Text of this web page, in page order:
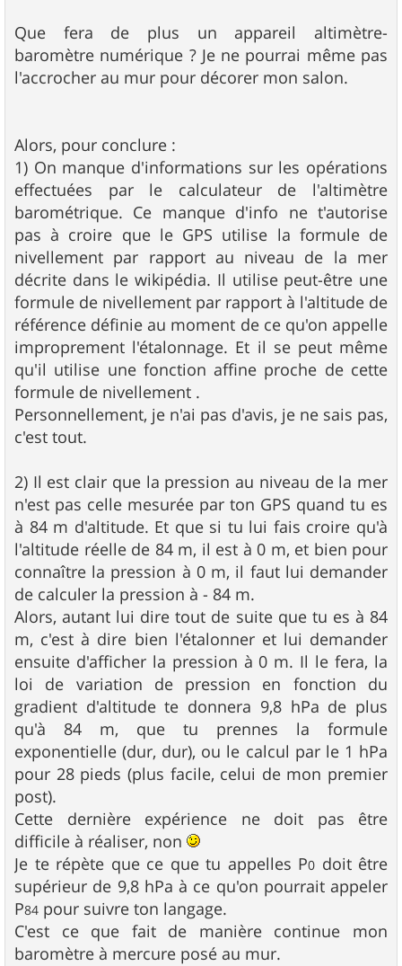
Que fera de plus un appareil altimètre-
baromètre numérique ? Je ne pourrai même pas
l'accrocher au mur pour décorer mon salon.
Alors, pour conclure :
1) On manque d'informations sur les opérations
effectuées par le calculateur de l'altimètre
barométrique. Ce manque d'info ne t'autorise
pas à croire que le GPS utilise la formule de
nivellement par rapport au niveau de la mer
décrite dans le wikipédia. Il utilise peut-être une
formule de nivellement par rapport à l'altitude de
référence définie au moment de ce qu'on appelle
improprement l'étalonnage. Et il se peut même
qu'il utilise une fonction affine proche de cette
formule de nivellement .
Personnellement, je n'ai pas d'avis, je ne sais pas,
c'est tout.
2) Il est clair que la pression au niveau de la mer
n'est pas celle mesurée par ton GPS quand tu es
à 84 m d'altitude. Et que si tu lui fais croire qu'à
l'altitude réelle de 84 m, il est à 0 m, et bien pour
connaître la pression à 0 m, il faut lui demander
de calculer la pression à - 84 m.
Alors, autant lui dire tout de suite que tu es à 84
m, c'est à dire bien l'étalonner et lui demander
ensuite d'afficher la pression à 0 m. Il le fera, la
loi de variation de pression en fonction du
gradient d'altitude te donnera 9,8 hPa de plus
qu'à 84 m, que tu prennes la formule
exponentielle (dur, dur), ou le calcul par le 1 hPa
pour 28 pieds (plus facile, celui de mon premier
post).
Cette dernière expérience ne doit pas être
difficile à réaliser, non
Je te répète que ce que tu appelles P0 doit être
supérieur de 9,8 hPa à ce qu'on pourrait appeler
P84 pour suivre ton langage.
C'est ce que fait de manière continue mon
baromètre à mercure posé au mur.